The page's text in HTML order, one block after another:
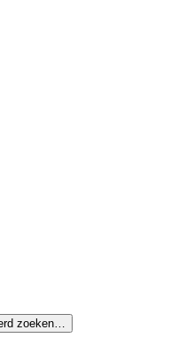
zoeken…